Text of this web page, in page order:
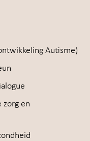
Autisme)
zorg en